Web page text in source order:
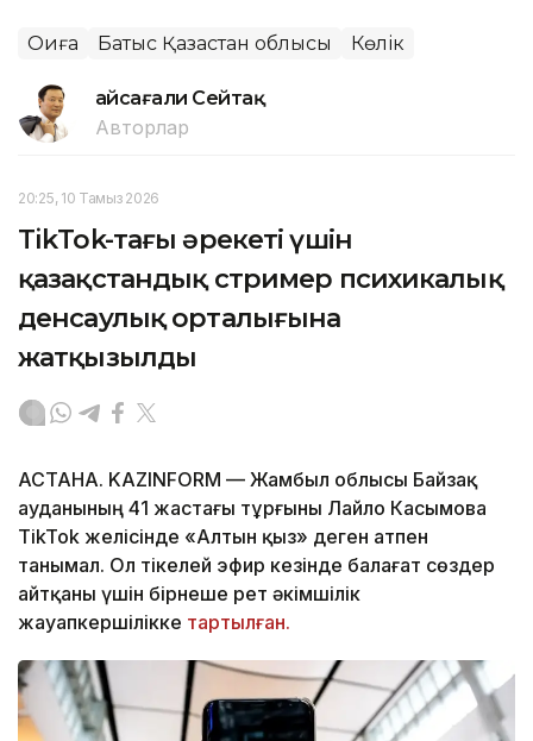
Оқиға Батыс Қазақстан облысы Көлік
Ғайсағали Сейтақ
Авторлар
20:25, 10 Тамыз 2026
TikTok-тағы әрекеті үшін
қазақстандық стример психикалық
денсаулық орталығына
жатқызылды
АСТАНА. KAZINFORM — Жамбыл облысы Байзақ
ауданының 41 жастағы тұрғыны Лайло Касымова
TikTok желісінде «Алтын қыз» деген атпен
танымал. Ол тікелей эфир кезінде балағат сөздер
айтқаны үшін бірнеше рет әкімшілік
жауапкершілікке тартылған.